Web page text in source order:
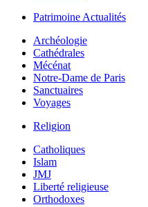
Patrimoine Actualités
Archéologie
Cathédrales
Mécénat
Notre-Dame de Paris
Sanctuaires
Voyages
Religion
Catholiques
Islam
JMJ
Liberté religieuse
Orthodoxes